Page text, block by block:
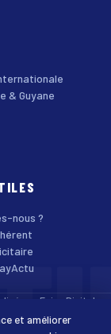
& Guyane
nous ?
par Enjoy Digital
et améliorer